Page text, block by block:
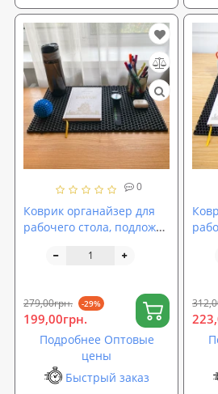
0
Коврик органайзер для
рабочего стола, подложка
OSPORT (R-00026)
279,00грн. -29%
199,00грн.
Подробнее Оптовые
цены
Быстрый заказ